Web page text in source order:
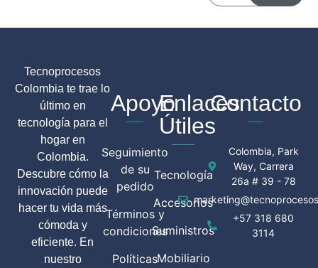
Tecnoprocesos
Colombia te trae lo
último en
tecnología para el
hogar en
Colombia.
Descubre cómo la
innovación puede
hacer tu vida más
cómoda y
eficiente. En
nuestro
Apoyo
Seguimiento
de su
pedido
Términos y
condiciones
Políticas
Enlaces
Útiles
Tecnología
Accesorios
Suministros
Mobiliario
Contacto
Colombia, Park
Way, Carrera
26a # 39 - 78
+57 318 680
3114